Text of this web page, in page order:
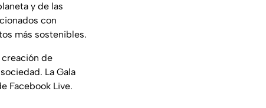
y de las
con
más sostenibles.
de
La Gala
Facebook Live.